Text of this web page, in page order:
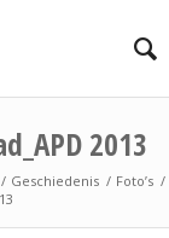
2013
/ Geschiedenis / Foto’s /